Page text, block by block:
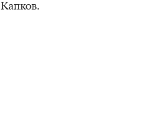
Капков.